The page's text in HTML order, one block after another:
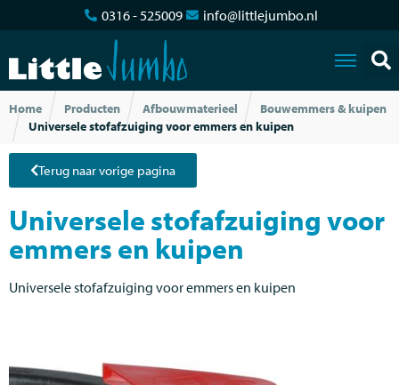
0316 - 525009 info@littlejumbo.nl
Home Producten Afbouwmaterieel
Bouwemmers & kuipen
Universele stofafzuiging voor emmers en kuipen
Terug naar vorige pagina
Universele stofafzuiging voor
emmers en kuipen
Universele stofafzuiging voor emmers en kuipen